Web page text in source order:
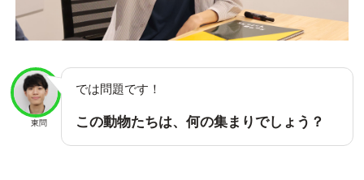
東問
では問題です！
この動物たちは、何の集まりでしょう？